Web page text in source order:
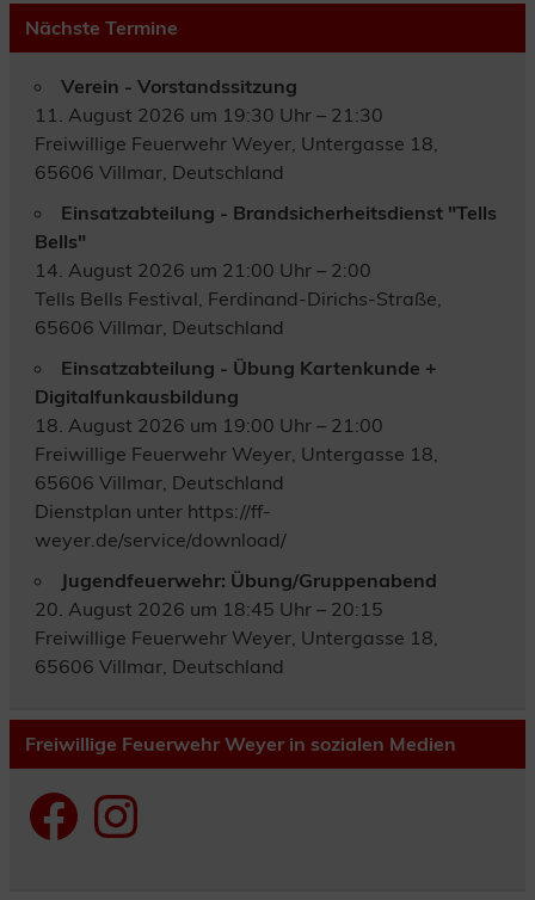
Nächste Termine
Verein - Vorstandssitzung
11. August 2026 um 19:30 Uhr – 21:30
Freiwillige Feuerwehr Weyer, Untergasse 18,
65606 Villmar, Deutschland
Einsatzabteilung - Brandsicherheitsdienst "Tells
Bells"
14. August 2026 um 21:00 Uhr – 2:00
Tells Bells Festival, Ferdinand-Dirichs-Straße,
65606 Villmar, Deutschland
Einsatzabteilung - Übung Kartenkunde +
Digitalfunkausbildung
18. August 2026 um 19:00 Uhr – 21:00
Freiwillige Feuerwehr Weyer, Untergasse 18,
65606 Villmar, Deutschland
Dienstplan unter https://ff-
weyer.de/service/download/
Jugendfeuerwehr: Übung/Gruppenabend
20. August 2026 um 18:45 Uhr – 20:15
Freiwillige Feuerwehr Weyer, Untergasse 18,
65606 Villmar, Deutschland
Freiwillige Feuerwehr Weyer in sozialen Medien
FacebookInstagram